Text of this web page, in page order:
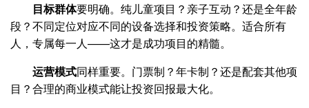
目标群体要明确。纯儿童项目？亲子互动？还是全年龄
段？不同定位对应不同的设备选择和投资策略。适合所有
人，专属每一人——这才是成功项目的精髓。
运营模式同样重要。门票制？年卡制？还是配套其他项
目？合理的商业模式能让投资回报最大化。